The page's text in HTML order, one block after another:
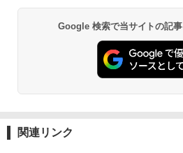
Google 検索で当サイトの記
関連リンク